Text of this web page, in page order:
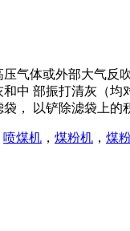
气体或外部大气反
中 部振打清灰（均
， 以铲除滤袋上的
喷煤机 ， 煤粉机 ， 煤